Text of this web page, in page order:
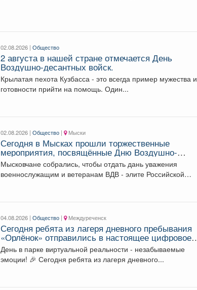
02.08.2026 |Общество
2 августа в нашей стране отмечается День
Воздушно-десантных войск.
Крылатая пехота Кузбасса - это всегда пример мужества и
готовности прийти на помощь. Один...
02.08.2026 |Общество | Мыски
Сегодня в Мысках прошли торжественные
мероприятия, посвящённые Дню Воздушно-
десантных войск.
Мысковчане собрались, чтобы отдать дань уважения
военнослужащим и ветеранам ВДВ - элите Российской
04.08.2026 |Общество | Междуреченск
Сегодня ребята из лагеря дневного пребывания
«Орлёнок» отправились в настоящее цифровое
приключение - в парк виртуальной реальности!
День в парке виртуальной реальности - незабываемые
эмоции! 🎉 Сегодня ребята из лагеря дневного...